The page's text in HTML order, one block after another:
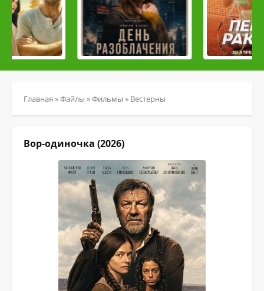
Главная »Файлы »Фильмы » Вестерны
Вор-одиночка (2026)